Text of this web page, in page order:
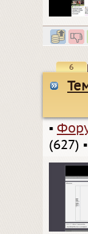
6
▪
(627) ▪